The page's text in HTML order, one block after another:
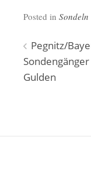
Posted in Sondeln
Pegnitz/
Gulden